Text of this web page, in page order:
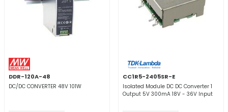
DDR-120A-48
DC/DC CONVERTER 48V 101W
CC1R5-2405SR-E
Isolated Module DC DC Converter 1
Output 5V 300mA 18V - 36V Input